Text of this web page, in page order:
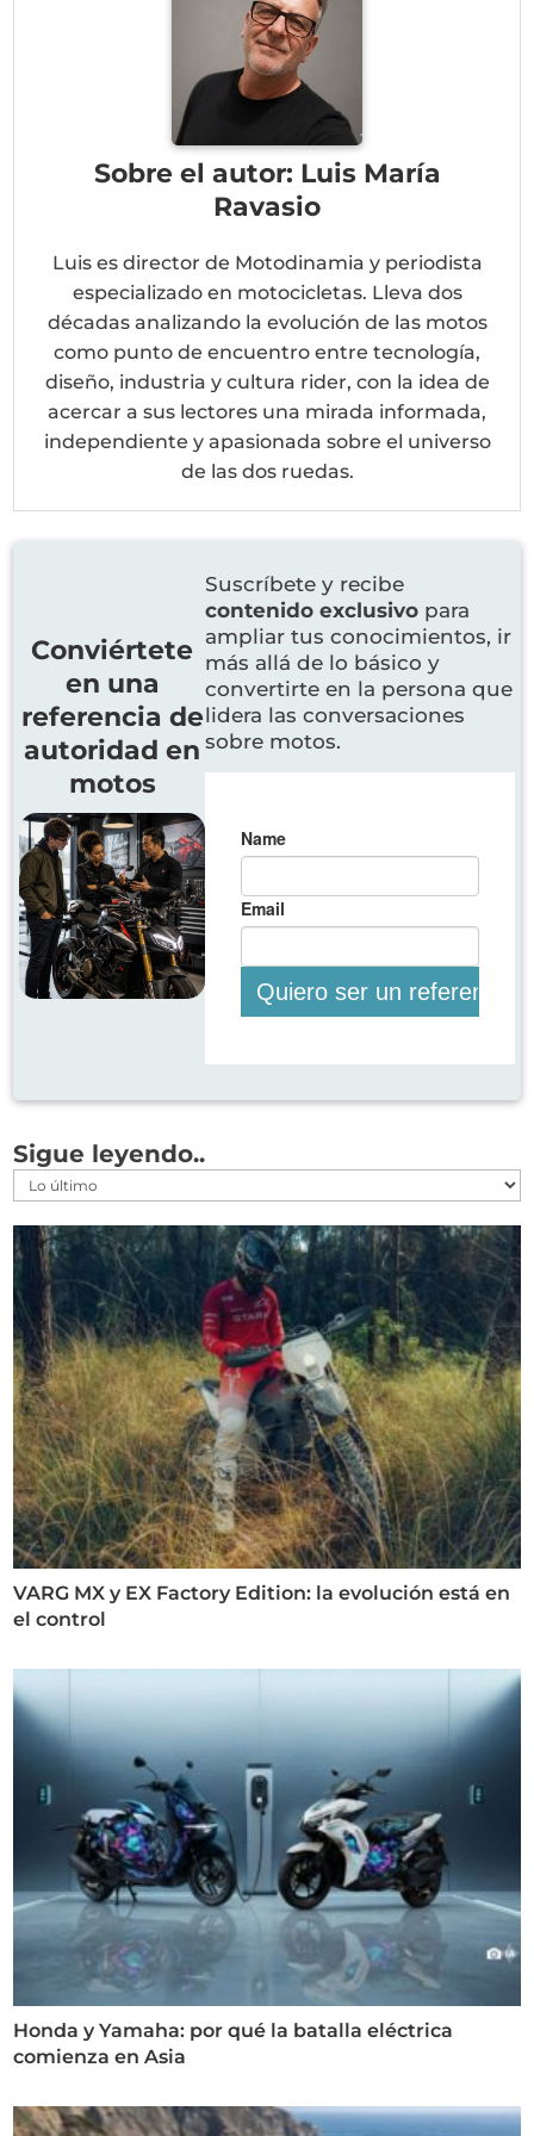
Sobre el autor: Luis María
Ravasio
Luis es director de Motodinamia y periodista
especializado en motocicletas. Lleva dos
décadas analizando la evolución de las motos
como punto de encuentro entre tecnología,
diseño, industria y cultura rider, con la idea de
acercar a sus lectores una mirada informada,
independiente y apasionada sobre el universo
de las dos ruedas.
Conviértete
en una
referencia de
autoridad en
motos
Suscríbete y recibe
contenido exclusivo para
ampliar tus conocimientos, ir
más allá de lo básico y
convertirte en la persona que
lidera las conversaciones
sobre motos.
Sigue leyendo..
VARG MX y EX Factory Edition: la evolución está en
el control
Honda y Yamaha: por qué la batalla eléctrica
comienza en Asia